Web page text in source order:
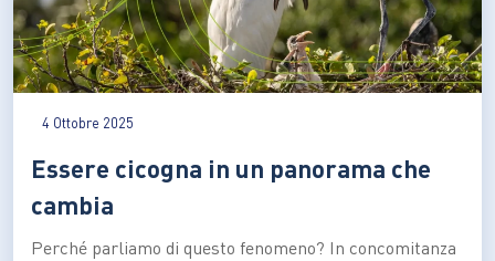
4 Ottobre 2025
Essere cicogna in un panorama che
cambia
Perché parliamo di questo fenomeno? In concomitanza